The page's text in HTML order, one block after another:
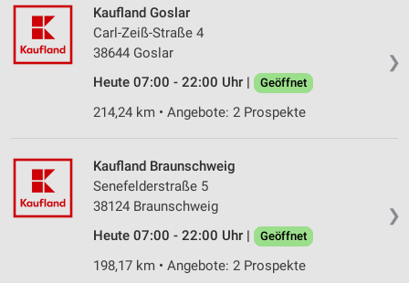
❯
Kaufland Goslar
Carl-Zeiß-Straße 4
38644 Goslar
Heute 07:00 - 22:00 Uhr |
Geöffnet
214,24 km • Angebote: 2 Prospekte
❯
Kaufland Braunschweig
Senefelderstraße 5
38124 Braunschweig
Heute 07:00 - 22:00 Uhr |
Geöffnet
198,17 km • Angebote: 2 Prospekte